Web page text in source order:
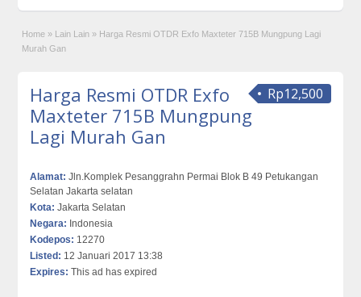
Home » Lain Lain » Harga Resmi OTDR Exfo Maxteter 715B Mungpung Lagi
Murah Gan
Rp12,500
Harga Resmi OTDR Exfo
Maxteter 715B Mungpung
Lagi Murah Gan
Alamat: Jln.Komplek Pesanggrahn Permai Blok B 49 Petukangan
Selatan Jakarta selatan
Kota: Jakarta Selatan
Negara: Indonesia
Kodepos: 12270
Listed: 12 Januari 2017 13:38
Expires: This ad has expired